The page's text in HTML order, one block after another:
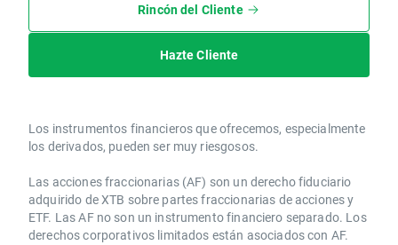
Rincón del Cliente
Hazte Cliente
Los instrumentos financieros que ofrecemos, especialmente
los derivados, pueden ser muy riesgosos.
Las acciones fraccionarias (AF) son un derecho fiduciario
adquirido de XTB sobre partes fraccionarias de acciones y
ETF. Las AF no son un instrumento financiero separado. Los
derechos corporativos limitados están asociados con AF.